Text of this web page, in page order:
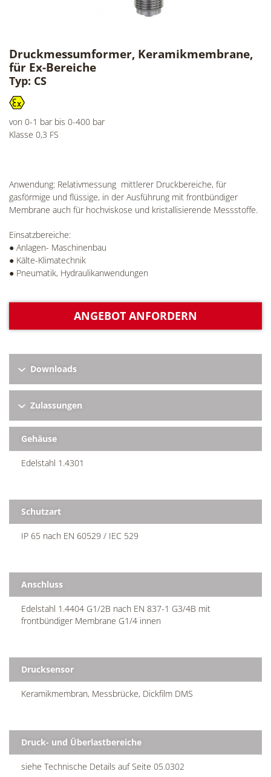
Druckmessumformer, Keramikmembrane,
für Ex-Bereiche
Typ: CS
von 0-1 bar bis 0-400 bar
Klasse 0,3 FS
Anwendung: Relativmessung mittlerer Druckbereiche, für
gasförmige und flüssige, in der Ausführung mit frontbündiger
Membrane auch für hochviskose und kristallisierende Messstoffe.
Einsatzbereiche:
● Anlagen- Maschinenbau
● Kälte-Klimatechnik
● Pneumatik, Hydraulikanwendungen
ANGEBOT ANFORDERN
Downloads
Zulassungen
Gehäuse
Edelstahl 1.4301
Schutzart
IP 65 nach EN 60529 / IEC 529
Anschluss
Edelstahl 1.4404 G1/2B nach EN 837-1 G3/4B mit
frontbündiger Membrane G1/4 innen
Drucksensor
Keramikmembran, Messbrücke, Dickfilm DMS
Druck- und Überlastbereiche
siehe Technische Details auf Seite 05.0302